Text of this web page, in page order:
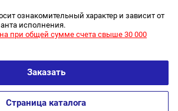
ознакомительный характер и зависит от
исполнения.
при общей сумме счета свыше 30 000
Заказать
Страница каталога